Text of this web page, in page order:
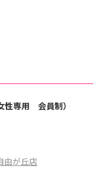
性専用 会員制）
由が丘店